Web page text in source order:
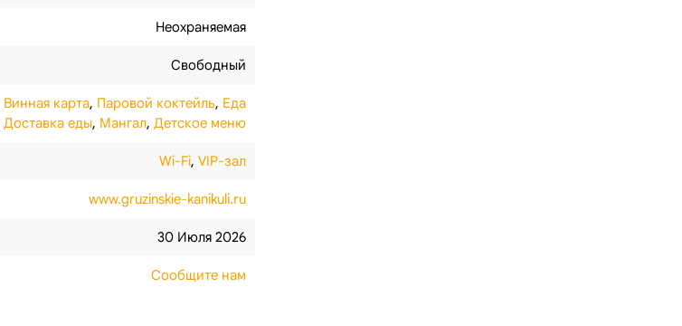
Неохраняемая
Свободный
Винная карта, Паровой коктейль, Еда
Доставка еды, Мангал, Детское меню
Wi-Fi, VIP-зал
www.gruzinskie-kanikuli.ru
30 Июля 2026
Сообщите нам